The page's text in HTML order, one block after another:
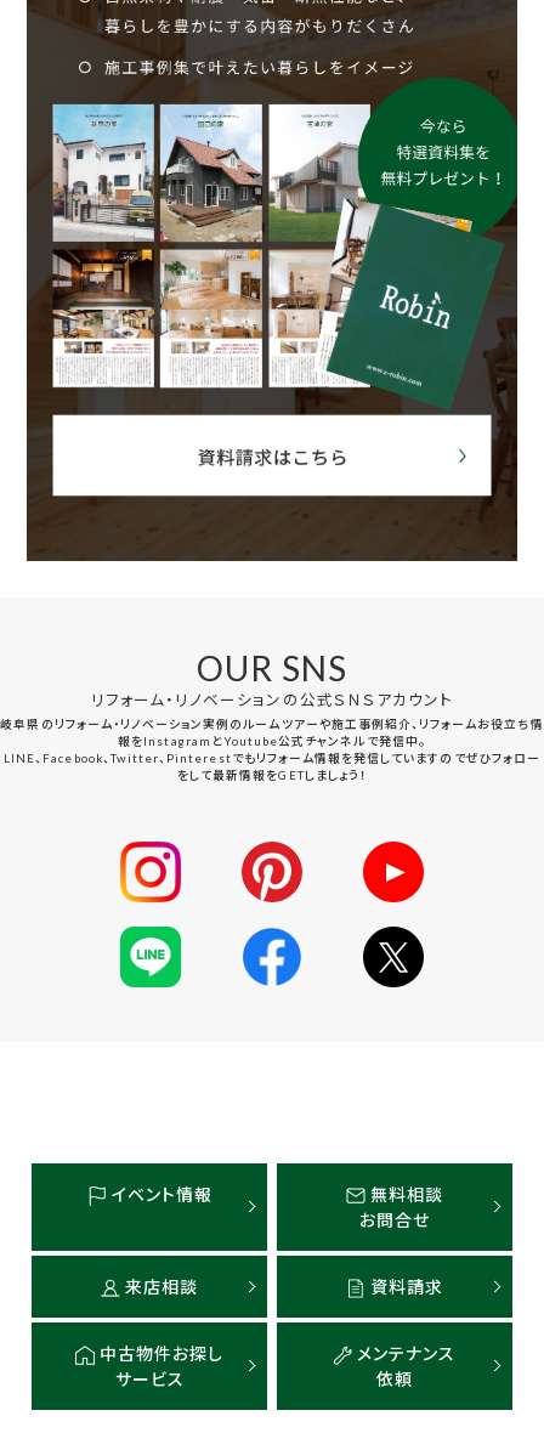
OUR SNS
リフォーム・リノベーションの公式ＳＮＳアカウント
岐阜県のリフォーム・リノベーション実例のルームツアーや施工事例紹介、リフォームお役立ち情
報をInstagramとYoutube公式チャンネルで発信中。
LINE、Facebook、Twitter、Pinterestでもリフォーム情報を発信していますのでぜひフォロー
をして最新情報をGETしましょう！
イベント情報
無料相談
お問合せ
来店相談 資料請求
中古物件お探し
サービス
メンテナンス
依頼